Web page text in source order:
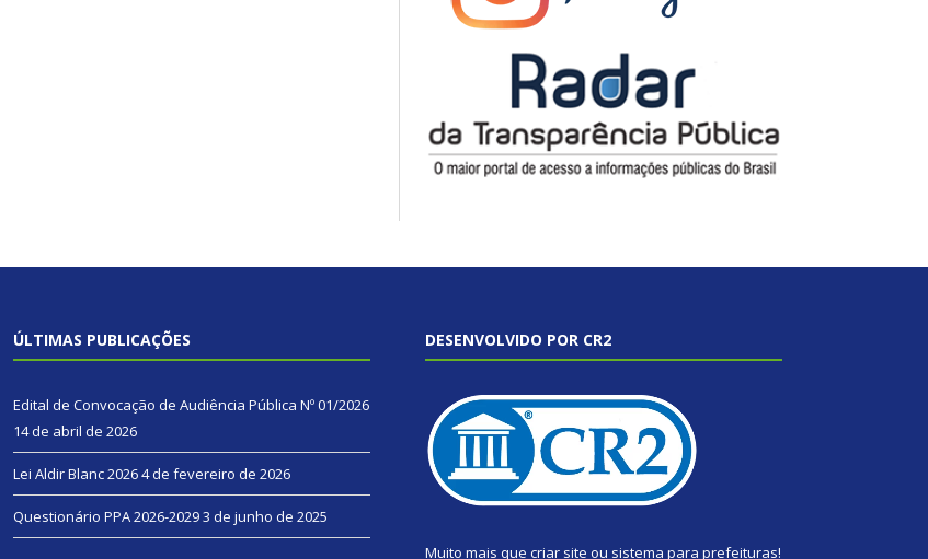
ÚLTIMAS PUBLICAÇÕES
Edital de Convocação de Audiência Pública Nº 01/2026
14 de abril de 2026
Lei Aldir Blanc 20264 de fevereiro de 2026
Questionário PPA 2026-20293 de junho de 2025
DESENVOLVIDO POR CR2
Muito mais que criar site ou sistema para prefeituras!